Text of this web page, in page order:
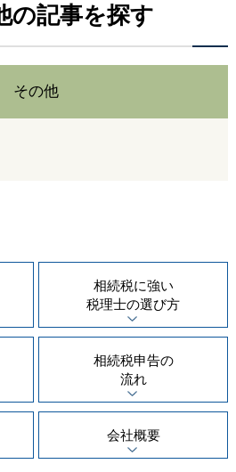
の記事を探す
その他
相続税に強い
税理士の選び方
相続税申告の
流れ
会社概要